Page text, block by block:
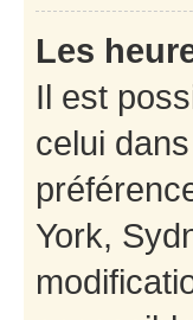
Les
Il est
celui
York,